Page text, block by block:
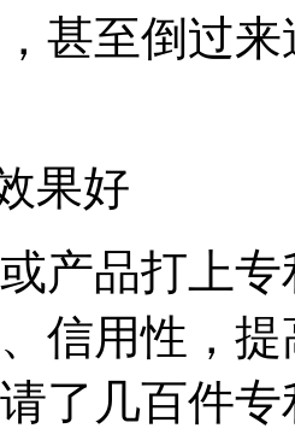
甚至倒过
果好
产品打上
信用性，
了几百件